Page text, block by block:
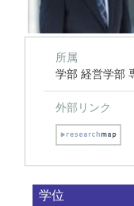
所属
学部 経営学部
外部リンク
学位